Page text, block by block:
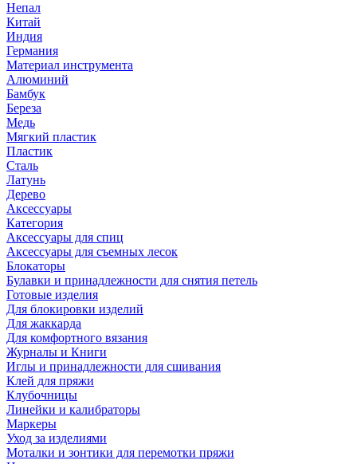
Непал
Китай
Индия
Германия
Материал инструмента
Алюминий
Бамбук
Береза
Медь
Мягкий пластик
Пластик
Сталь
Латунь
Дерево
Аксессуары
Категория
Аксессуары для спиц
Аксессуары для съемных лесок
Блокаторы
Булавки и принадлежности для снятия петель
Готовые изделия
Для блокировки изделий
Для жаккарда
Для комфортного вязания
Журналы и Книги
Иглы и принадлежности для сшивания
Клей для пряжи
Клубочницы
Линейки и калибраторы
Маркеры
Уход за изделиями
Моталки и зонтики для перемотки пряжи